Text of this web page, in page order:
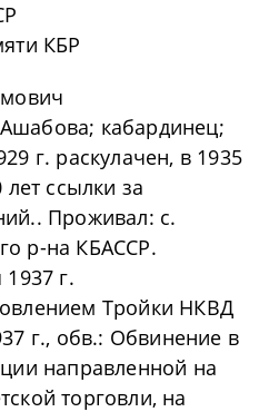
КБР
кабардинец;
г. раскулачен, в 1935
ссылки за
Проживал: с.
р-на КБАССР.
г.
Тройки НКВД
г., обв.: Обвинение в
направленной на
торговли, на